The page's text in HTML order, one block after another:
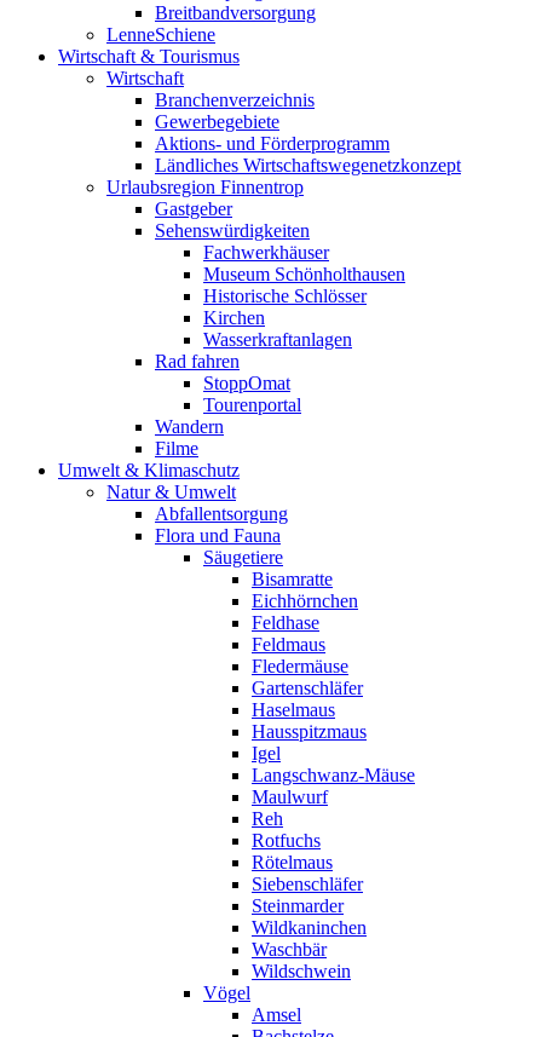
Breitbandversorgung
LenneSchiene
Wirtschaft & Tourismus
Wirtschaft
Branchenverzeichnis
Gewerbegebiete
Aktions- und Förderprogramm
Ländliches Wirtschaftswegenetzkonzept
Urlaubsregion Finnentrop
Gastgeber
Sehenswürdigkeiten
Fachwerkhäuser
Museum Schönholthausen
Historische Schlösser
Kirchen
Wasserkraftanlagen
Rad fahren
StoppOmat
Tourenportal
Wandern
Filme
Umwelt & Klimaschutz
Natur & Umwelt
Abfallentsorgung
Flora und Fauna
Säugetiere
Bisamratte
Eichhörnchen
Feldhase
Feldmaus
Fledermäuse
Gartenschläfer
Haselmaus
Hausspitzmaus
Igel
Langschwanz-Mäuse
Maulwurf
Reh
Rotfuchs
Rötelmaus
Siebenschläfer
Steinmarder
Wildkaninchen
Waschbär
Wildschwein
Vögel
Amsel